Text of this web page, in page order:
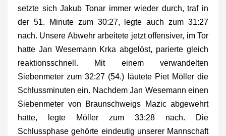
setzte sich Jakub Tonar immer wieder durch, traf in
der 51. Minute zum 30:27, legte auch zum 31:27
nach. Unsere Abwehr arbeitete jetzt offensiver, im Tor
hatte Jan Wesemann Krka abgelöst, parierte gleich
reaktionsschnell. Mit einem verwandelten
Siebenmeter zum 32:27 (54.) läutete Piet Möller die
Schlussminuten ein. Nachdem Jan Wesemann einen
Siebenmeter von Braunschweigs Mazic abgewehrt
hatte, legte Möller zum 33:28 nach. Die
Schlussphase gehörte eindeutig unserer Mannschaft